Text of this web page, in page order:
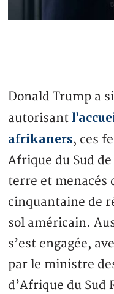
Donald Trump a
autorisant
afrikaners, ces
Afrique du Sud
terre et menacés
cinquantaine de
sol américain.
s’est engagée,
par le ministre
d’Afrique du Sud